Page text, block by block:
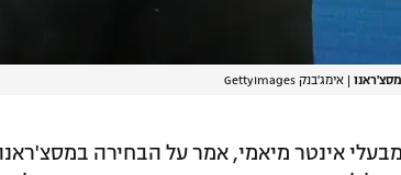
| אימג'בנק GettyImages
אינטר מיאמי, אמר על הבחירה